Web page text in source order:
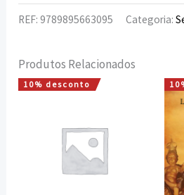
REF:9789895663095 Categoria:
Produtos Relacionados
10% desconto
O
era:
6,30 €.
O
é:
5,67 €.